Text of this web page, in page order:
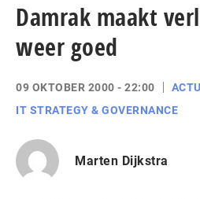
Damrak maakt
weer goed
09 OKTOBER 2000 - 22:00
IT STRATEGY & GOVERNANCE
Marten Dijkstra